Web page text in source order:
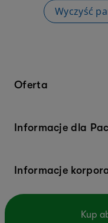
Wyczyść
Oferta
Informacje dla
Informacje
Kup